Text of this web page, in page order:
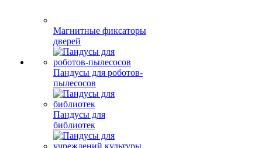
Магнитные фиксаторы
дверей
Пандусы для роботов-
пылесосов
Пандусы для
библиотек